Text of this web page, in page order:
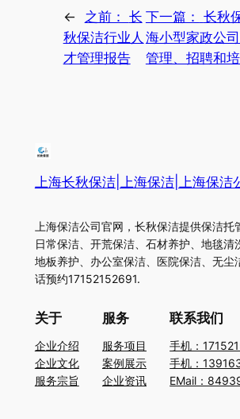
← 之前： 长
秋保洁行业人
才管理报告
下一篇： 长秋
海小型家政公
管理、招聘和培
上海长秋保洁|上海保洁|上海保洁
上海保洁公司官网，长秋保洁提供保洁托
日常保洁、开荒保洁、石材养护、地毯清
地板养护、办公室保洁、医院保洁、无尘
话预约17152152691.
关于
企业介绍
企业文化
服务宗旨
服务
服务项目
案例展示
企业资讯
联系我们
手机：
手机：
EMail：